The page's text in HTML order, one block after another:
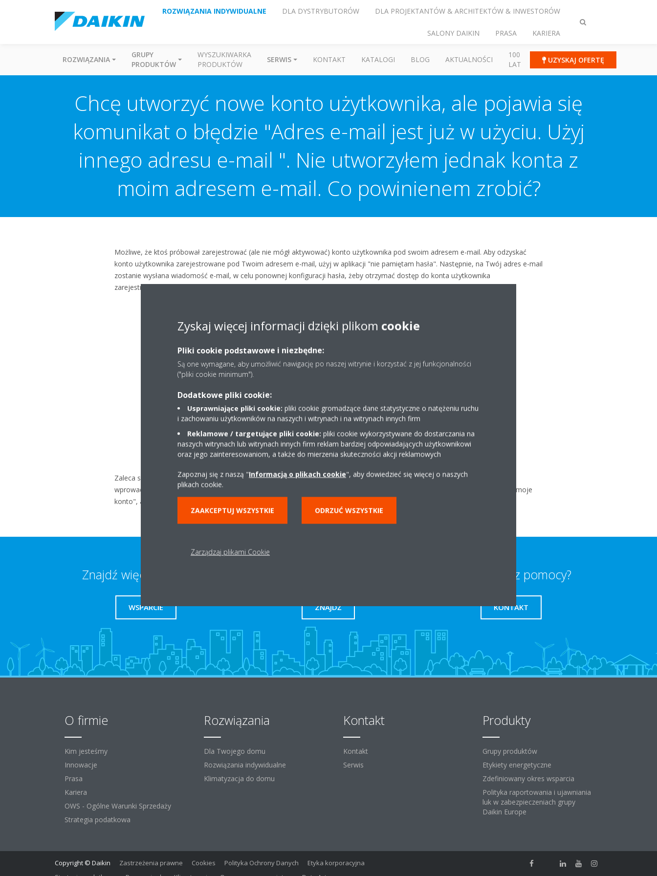
Przełącz
ROZWIĄZANIA INDYWIDUALNE DLA DYSTRYBUTORÓW DLA PROJEKTANTÓW & ARCHITEKTÓW & INWESTORÓW
SALONY DAIKIN PRASA KARIERA
ROZWIĄZANIA
GRUPY
PRODUKTÓW
WYSZUKIWARKA
PRODUKTÓW
SERWIS KONTAKT KATALOGI BLOG AKTUALNOŚCI
100
LAT
UZYSKAJ OFERTĘ
Chcę utworzyć nowe konto użytkownika, ale pojawia się
komunikat o błędzie "Adres e-mail jest już w użyciu. Użyj
innego adresu e-mail ". Nie utworzyłem jednak konta z
moim adresem e-mail. Co powinienem zrobić?
Możliwe, że ktoś próbował zarejestrować (ale nie mógł aktywować) konto użytkownika pod swoim adresem e-mail. Aby odzyskać
konto użytkownika zarejestrowane pod Twoim adresem e-mail, użyj w aplikacji "nie pamiętam hasła". Następnie, na Twój adres e-mail
zostanie wysłana wiadomość e-mail, w celu ponownej konfiguracji hasła, żeby otrzymać dostęp do konta użytkownika
zarejestrowanego na Twój adres e-mail.
Zaleca się usunięcie konta użytkownika za pośrednictwem aplikacji przed użyciem konta użytkownika (może to oznaczać, że
wprowadzono nieprawidłowe dane klienta). Usunięcie konta użytkownika można wykonać logując się do aplikacji i wybierając "moje
konto", a następnie usunąć konto użytkownika. Konieczne będzie ponowne zarejestrowanie konta po wykonaniu tej czynności.
Znajdź więcej informacji
WSPARCIE ZNAJDŹ
Potrzebujesz pomocy?
KONTAKT
O firmie
Kim jesteśmy
Innowacje
Prasa
Kariera
OWS - Ogólne Warunki Sprzedaży
Strategia podatkowa
Rozwiązania
Dla Twojego domu
Rozwiązania indywidualne
Klimatyzacja do domu
Kontakt
Kontakt
Serwis
Produkty
Grupy produktów
Etykiety energetyczne
Zdefiniowany okres wsparcia
Polityka raportowania i ujawniania
luk w zabezpieczeniach grupy
Daikin Europe
Copyright © Daikin Zastrzeżenia prawne Cookies Polityka Ochrony Danych
Etyka korporacyjna
Zyskaj więcej informacji dzięki plikom cookie
Pliki cookie podstawowe i niezbędne:
Są one wymagane, aby umożliwić nawigację po naszej witrynie i korzystać z jej funkcjonalności
("pliki cookie minimum").
Dodatkowe pliki cookie:
Usprawniające pliki cookie: pliki cookie gromadzące dane statystyczne o natężeniu ruchu
i zachowaniu użytkowników na naszych i witrynach i na witrynach innych firm
Reklamowe / targetujące pliki cookie: pliki cookie wykorzystywane do dostarczania na
naszych witrynach lub witrynach innych firm reklam bardziej odpowiadających użytkownikowi
oraz jego zainteresowaniom, a także do mierzenia skuteczności akcji reklamowych
Zapoznaj się z naszą "Informacją o plikach cookie", aby dowiedzieć się więcej o naszych
plikach cookie.
ZAAKCEPTUJ WSZYSTKIE ODRZUĆ WSZYSTKIE
Zarządzaj plikami Cookie